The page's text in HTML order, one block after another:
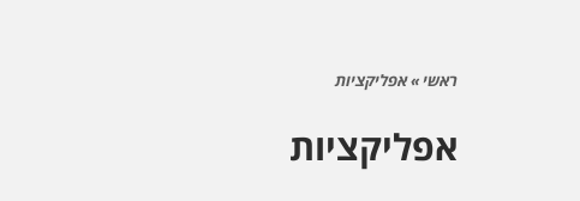
ראשי»אפליקציות
אפליקציות